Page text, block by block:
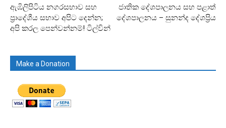
ඇඹිලිපිටිය නගරසභාව සහ
ප්‍රාදේශීය සභාව අපිට දෙන්න;
අපි කරල පෙන්වන්නම්! ටිල්වින්
ජාතික දේශපාලනය සහ පළාත්
දේශපාලනය – සුනන්ද දේශප්‍රිය
Make a Donation